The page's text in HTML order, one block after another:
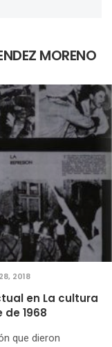
MORENO
2018
en La cultura
1968
que dieron